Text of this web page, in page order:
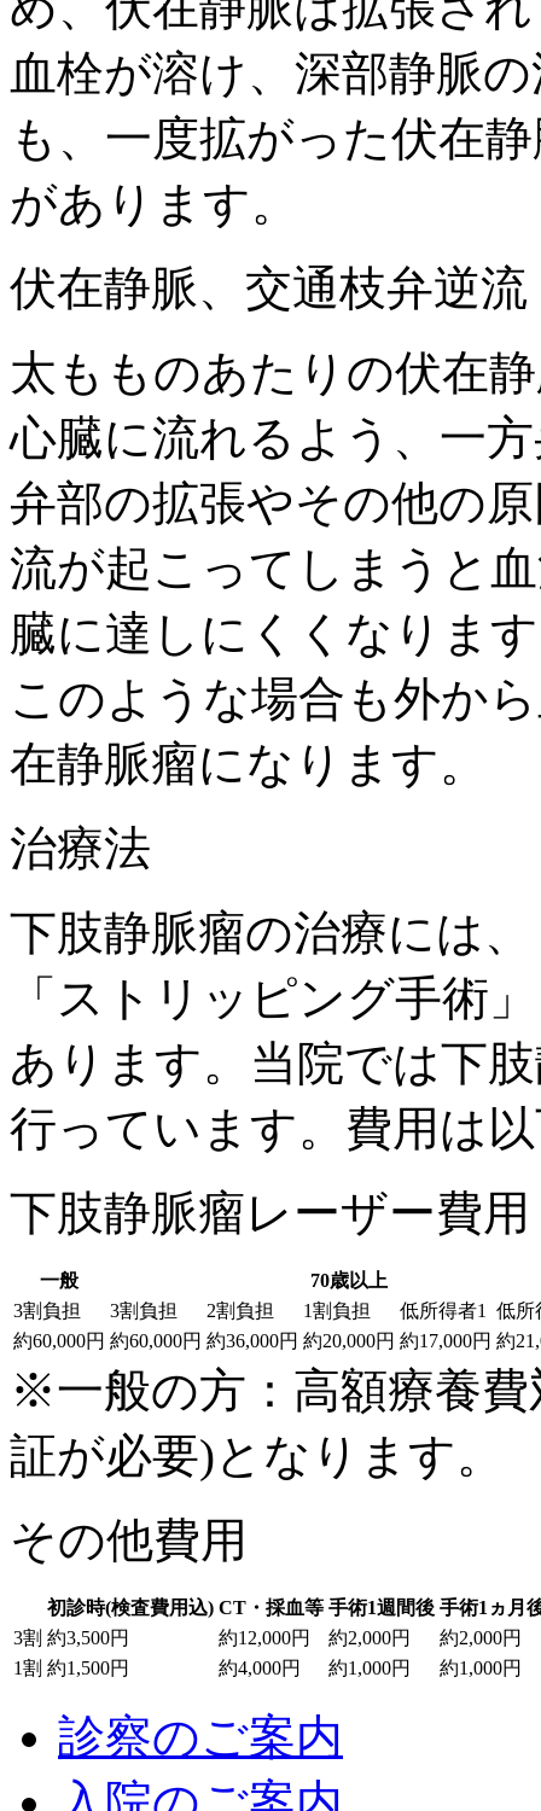
血栓が溶け、深部静脈
も、一度拡がった伏在
があります。
伏在静脈、交通枝弁逆流
太もものあたりの伏在
心臓に流れるよう、一
弁部の拡張やその他の
流が起こってしまうと
臓に達しにくくなりま
このような場合も外か
在静脈瘤になります。
治療法
下肢静脈瘤の治療には
「ストリッピング手術
あります。当院では下
行っています。費用は
下肢静脈瘤レーザー費
一般
70歳以上
3割負担
3割負担 2割負担 1割負担 低所得者1
低所
約60,000円 約60,000円 約36,000円 約20,000円 約17,000円 約
※一般の方：高額療養
証が必要)となります。
その他費用
初診時(検査費用込) CT・採血等 手術1週間後 手術1ヵ月
3割 約3,500円 約12,000円 約2,000円
約2,000円
1割 約1,500円 約4,000円 約1,000円 約1,000円
診察のご案内